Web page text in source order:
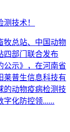
技术！
牧总站、中国动物
四部门联合发布
公示》，在河南省
莱普生信息科技有
的动物疫病检测技
字化防控领......